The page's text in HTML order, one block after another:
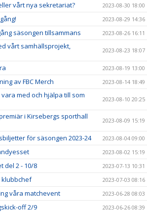
vårt nya sekretariat? 2023-08-30 18:00
2023-08-29 14:36
säsongen tillsammans 2023-08-26 16:11
vårt samhällsprojekt,
2023-08-23 18:07
2023-08-19 13:00
av FBC Merch 2023-08-14 18:49
med och hjälpa till som
2023-08-10 20:25
i Kirsebergs sporthall
2023-08-09 15:19
för säsongen 2023-24 2023-08-04 09:00
2023-08-02 15:19
del 2 - 10/8 2023-07-13 10:31
klubbchef 2023-07-03 08:16
våra matchevent 2023-06-28 08:03
off 2/9 2023-06-26 08:39